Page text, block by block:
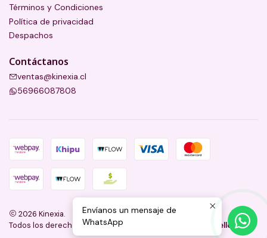
Términos y Condiciones
Política de privacidad
Despachos
Contáctanos
ventas@kinexia.cl
56966087808
2026 Kinexia.
Todos los derechos reservados.
Desarrollado por Jumpseller.
Envíanos un mensaje de
WhatsApp